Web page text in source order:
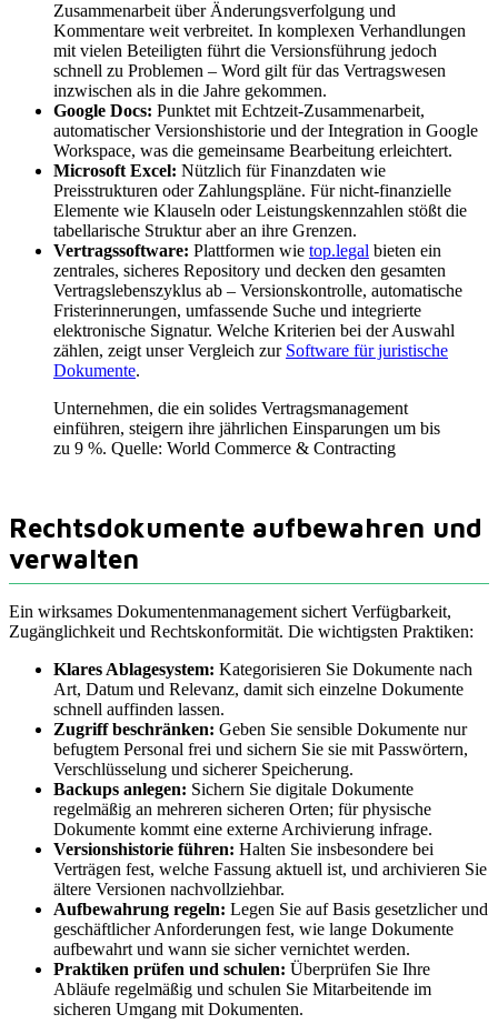
Zusammenarbeit über Änderungsverfolgung und
Kommentare weit verbreitet. In komplexen Verhandlungen
mit vielen Beteiligten führt die Versionsführung jedoch
schnell zu Problemen – Word gilt für das Vertragswesen
inzwischen als in die Jahre gekommen.
Google Docs: Punktet mit Echtzeit-Zusammenarbeit,
automatischer Versionshistorie und der Integration in Google
Workspace, was die gemeinsame Bearbeitung erleichtert.
Microsoft Excel: Nützlich für Finanzdaten wie
Preisstrukturen oder Zahlungspläne. Für nicht-finanzielle
Elemente wie Klauseln oder Leistungskennzahlen stößt die
tabellarische Struktur aber an ihre Grenzen.
Vertragssoftware: Plattformen wie top.legal bieten ein
zentrales, sicheres Repository und decken den gesamten
Vertragslebenszyklus ab – Versionskontrolle, automatische
Fristerinnerungen, umfassende Suche und integrierte
elektronische Signatur. Welche Kriterien bei der Auswahl
zählen, zeigt unser Vergleich zur Software für juristische
Dokumente.
Unternehmen, die ein solides Vertragsmanagement
einführen, steigern ihre jährlichen Einsparungen um bis
zu 9 %. Quelle: World Commerce & Contracting
Rechtsdokumente aufbewahren und
verwalten
Ein wirksames Dokumentenmanagement sichert Verfügbarkeit,
Zugänglichkeit und Rechtskonformität. Die wichtigsten Praktiken:
Klares Ablagesystem: Kategorisieren Sie Dokumente nach
Art, Datum und Relevanz, damit sich einzelne Dokumente
schnell auffinden lassen.
Zugriff beschränken: Geben Sie sensible Dokumente nur
befugtem Personal frei und sichern Sie sie mit Passwörtern,
Verschlüsselung und sicherer Speicherung.
Backups anlegen: Sichern Sie digitale Dokumente
regelmäßig an mehreren sicheren Orten; für physische
Dokumente kommt eine externe Archivierung infrage.
Versionshistorie führen: Halten Sie insbesondere bei
Verträgen fest, welche Fassung aktuell ist, und archivieren Sie
ältere Versionen nachvollziehbar.
Aufbewahrung regeln: Legen Sie auf Basis gesetzlicher und
geschäftlicher Anforderungen fest, wie lange Dokumente
aufbewahrt und wann sie sicher vernichtet werden.
Praktiken prüfen und schulen: Überprüfen Sie Ihre
Abläufe regelmäßig und schulen Sie Mitarbeitende im
sicheren Umgang mit Dokumenten.